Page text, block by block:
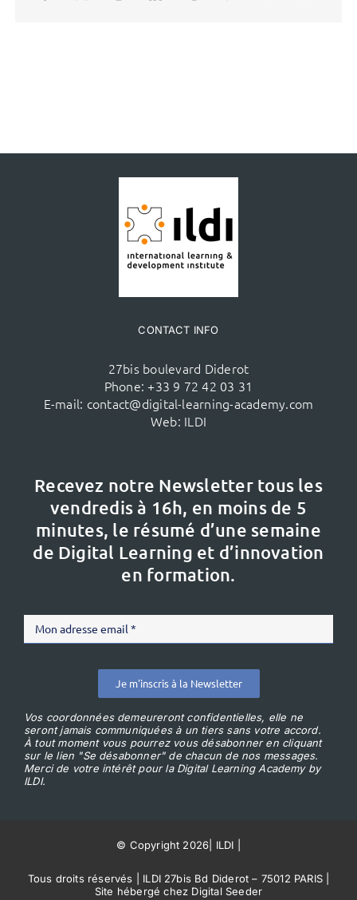
CONTACT INFO
27bis boulevard Diderot
Phone: +33 9 72 42 03 31
E-mail: contact@digital-learning-academy.com
Web: ILDI
Recevez notre Newsletter tous les
vendredis à 16h, en moins de 5
minutes, le résumé d’une semaine
de Digital Learning et d’innovation
en formation.
Je m'inscris à la Newsletter
Vos coordonnées demeureront confidentielles, elle ne
seront jamais communiquées à un tiers sans votre accord.
À tout moment vous pourrez vous désabonner en cliquant
sur le lien "Se désabonner" de chacun de nos messages.
Merci de votre intérêt pour la Digital Learning Academy by
ILDI.
© Copyright 2026 ILDI
Tous droits réservés | ILDI 27bis Bd Diderot – 75012 PARIS |
Site hébergé chez Digital Seeder